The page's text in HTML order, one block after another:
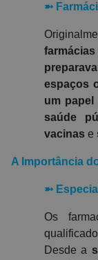
➼
espaços
um
saúde
vacinas e
A Importância
➼
Os
Desde a